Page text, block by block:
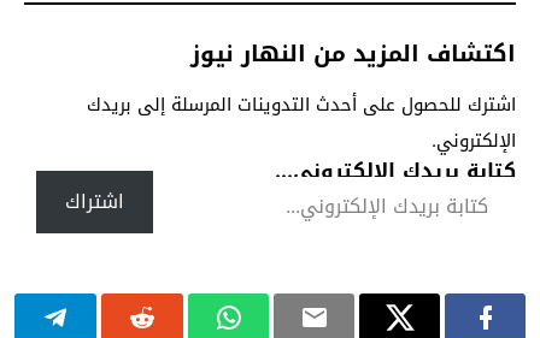
اكتشاف المزيد من النهار نيوز
اشترك للحصول على أحدث التدوينات المرسلة إلى بريدك
الإلكتروني.
كتابة بريدك الإلكتروني...
اشتراك